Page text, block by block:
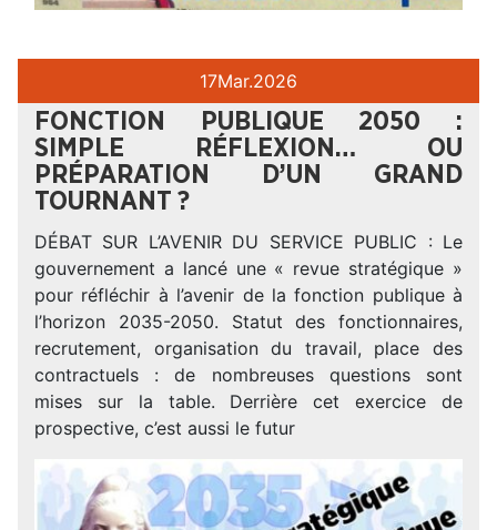
17Mar.2026
FONCTION PUBLIQUE 2050 :
SIMPLE RÉFLEXION… OU
PRÉPARATION D’UN GRAND
TOURNANT ?
DÉBAT SUR L’AVENIR DU SERVICE PUBLIC : Le
gouvernement a lancé une « revue stratégique »
pour réfléchir à l’avenir de la fonction publique à
l’horizon 2035-2050. Statut des fonctionnaires,
recrutement, organisation du travail, place des
contractuels : de nombreuses questions sont
mises sur la table. Derrière cet exercice de
prospective, c’est aussi le futur